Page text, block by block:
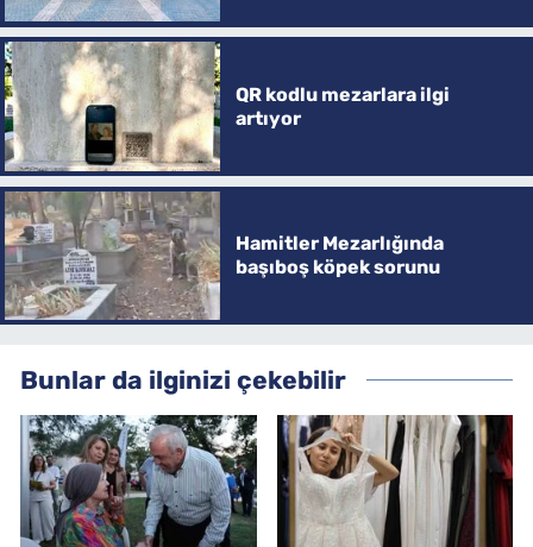
QR kodlu mezarlara ilgi
artıyor
Hamitler Mezarlığında
başıboş köpek sorunu
Bunlar da ilginizi çekebilir